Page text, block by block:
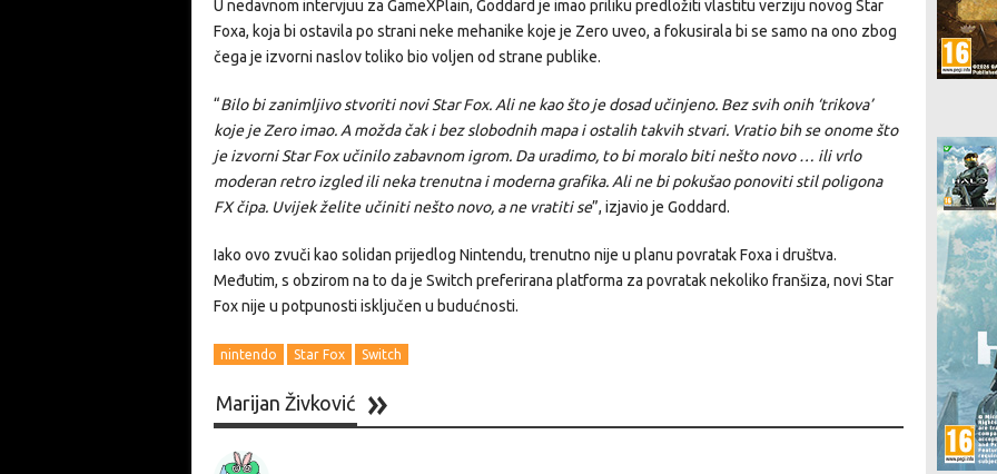
U nedavnom intervjuu za GameXPlain, Goddard je imao priliku predložiti vlastitu verziju novog Star
Foxa, koja bi ostavila po strani neke mehanike koje je Zero uveo, a fokusirala bi se samo na ono zbog
čega je izvorni naslov toliko bio voljen od strane publike.
“Bilo bi zanimljivo stvoriti novi Star Fox. Ali ne kao što je dosad učinjeno. Bez svih onih ‘trikova’
koje je Zero imao. A možda čak i bez slobodnih mapa i ostalih takvih stvari. Vratio bih se onome što
je izvorni Star Fox učinilo zabavnom igrom. Da uradimo, to bi moralo biti nešto novo … ili vrlo
moderan retro izgled ili neka trenutna i moderna grafika. Ali ne bi pokušao ponoviti stil poligona
FX čipa. Uvijek želite učiniti nešto novo, a ne vratiti se”, izjavio je Goddard.
Iako ovo zvuči kao solidan prijedlog Nintendu, trenutno nije u planu povratak Foxa i društva.
Međutim, s obzirom na to da je Switch preferirana platforma za povratak nekoliko franšiza, novi Star
Fox nije u potpunosti isključen u budućnosti.
nintendo Star Fox Switch
Marijan Živković